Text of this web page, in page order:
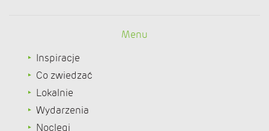
Menu
Inspiracje
Co zwiedzać
Lokalnie
Wydarzenia
Noclegi